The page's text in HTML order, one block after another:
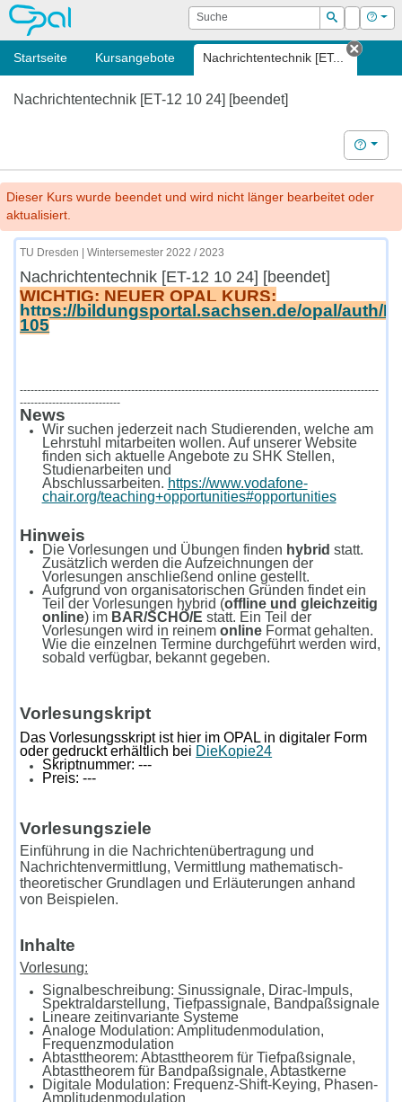
OPAL Suche
Suchen
Login Hilfe
Startseite Kursangebote Nachrichtentechnik [ET...
Tab
Nachrichtentechnik [ET-12 10 24] [beendet]
Hilfe
Dieser Kurs wurde beendet und wird nicht länger bearbeitet oder
aktualisiert.
TU Dresden | Wintersemester 2022 / 2023
Nachrichtentechnik [ET-12 10 24] [beendet]
WICHTIG: NEUER OPAL KURS:
https://bildungsportal.sachsen.de/opal/auth/
105
----------------------------------------------------------------------------------------------------
----------------------------
News
Wir suchen jederzeit nach Studierenden, welche am
Lehrstuhl mitarbeiten wollen. Auf unserer Website
finden sich aktuelle Angebote zu SHK Stellen,
Studienarbeiten und
Abschlussarbeiten. https://www.vodafone-
chair.org/teaching+opportunities#opportunities
Hinweis
Die Vorlesungen und Übungen finden hybrid statt.
Zusätzlich werden die Aufzeichnungen der
Vorlesungen anschließend online gestellt.
Aufgrund von organisatorischen Gründen findet ein
Teil der Vorlesungen hybrid (offline und gleichzeitig
online) im BAR/SCHÖ/E statt. Ein Teil der
Vorlesungen wird in reinem onlineFormat gehalten.
Wie die einzelnen Termine durchgeführt werden wird,
sobald verfügbar, bekannt gegeben.
Vorlesungskript
Das Vorlesungsskript ist hier im OPAL in digitaler Form
oder gedruckt erhältlich bei DieKopie24
Skriptnummer: ---
Preis: ---
Vorlesungsziele
​Einführung in die Nachrichtenübertragung und
Nachrichtenvermittlung, Vermittlung mathematisch-
theoretischer Grundlagen und Erläuterungen anhand
von Beispielen.
Inhalte
​Vorlesung:
Signalbeschreibung: Sinussignale, Dirac-Impuls,
Spektraldarstellung, Tiefpassignale, Bandpaßsignale
Lineare zeitinvariante Systeme
Analoge Modulation: Amplitudenmodulation,
Frequenzmodulation
Abtasttheorem: Abtasttheorem für Tiefpaßsignale,
Abtasttheorem für Bandpaßsignale, Abtastkerne
Digitale Modulation: Frequenz-Shift-Keying, Phasen-
Amplitudenmodulation